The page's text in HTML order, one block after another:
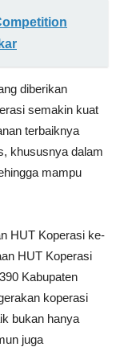
diberikan
semakin kuat
terbaiknya
khususnya dalam
mampu
HUT Koperasi ke-
HUT Koperasi
Kabupaten
koperasi
bukan hanya
juga